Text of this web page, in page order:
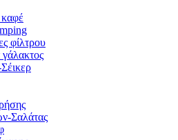
φίλτρου
Σαλάτας